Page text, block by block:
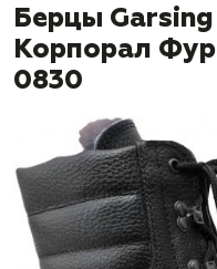
Берцы Garsing
Корпорал Фур
0830